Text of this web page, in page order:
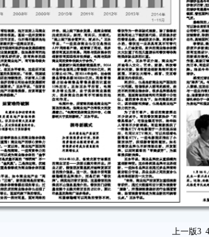
上一版3 4